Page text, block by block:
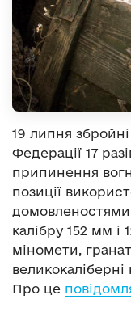
19 липня
Федерації 17
припинення
позиції
домовленостями
калібру 152 мм
міномети,
Про це